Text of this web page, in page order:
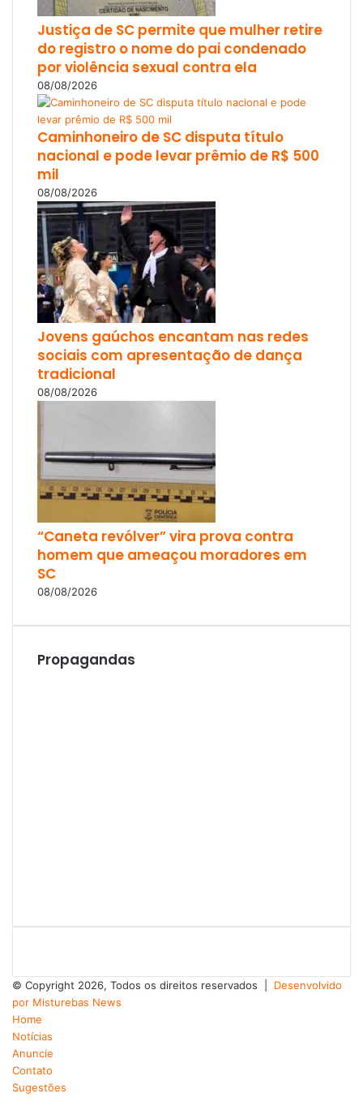
Justiça de SC permite que mulher retire
do registro o nome do pai condenado
por violência sexual contra ela
08/08/2026
Caminhoneiro de SC disputa título
nacional e pode levar prêmio de R$ 500
mil
08/08/2026
Jovens gaúchos encantam nas redes
sociais com apresentação de dança
tradicional
08/08/2026
“Caneta revólver” vira prova contra
homem que ameaçou moradores em
SC
08/08/2026
Propagandas
© Copyright 2026, Todos os direitos reservados | Desenvolvido
por Misturebas News
Home
Notícias
Anuncie
Contato
Sugestões